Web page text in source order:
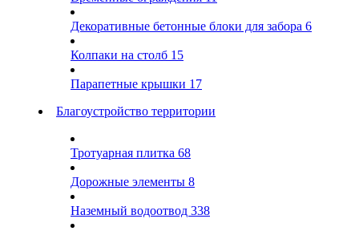
Декоративные бетонные блоки для забора 6
Колпаки на столб 15
Парапетные крышки 17
Благоустройство территории
Тротуарная плитка 68
Дорожные элементы 8
Наземный водоотвод 338